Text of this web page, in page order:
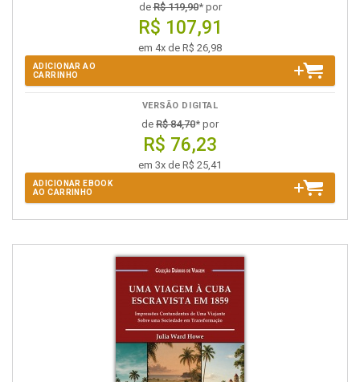
deR$ 119,90* por
R$ 107,91
em 4x de R$ 26,98
ADICIONAR AO
CARRINHO
VERSÃO DIGITAL
de R$ 84,70* por
R$ 76,23
em 3x de R$ 25,41
ADICIONAR EBOOK
AO CARRINHO